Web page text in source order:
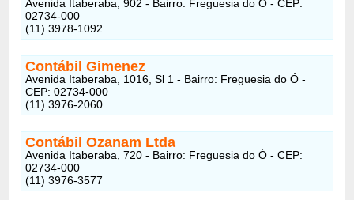
Avenida Itaberaba, 902 - Bairro: Freguesia do Ó - CEP:
02734-000
(11) 3978-1092
Contábil Gimenez
Avenida Itaberaba, 1016, Sl 1 - Bairro: Freguesia do Ó -
CEP: 02734-000
(11) 3976-2060
Contábil Ozanam Ltda
Avenida Itaberaba, 720 - Bairro: Freguesia do Ó - CEP:
02734-000
(11) 3976-3577